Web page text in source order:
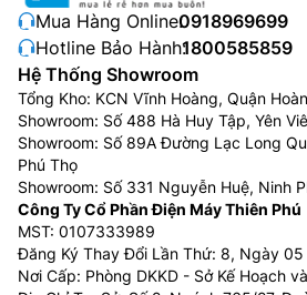
Mua Hàng Online:0918969699
Hotline Bảo Hành:1800585859
Hệ Thống Showroom
Tổng Kho: KCN Vĩnh Hoàng, Quận
Showroom: Số 488 Hà Huy Tập, Yên
Showroom: Số 89A Đường Lạc Long
Phú Thọ
Showroom: Số 331 Nguyễn Huệ, Ninh
Công Ty Cổ Phần Điện Máy Thiên Phú
MST: 0107333989
Đăng Ký Thay Đổi Lần Thứ: 8, Ngày
Nơi Cấp: Phòng DKKD - Sở Kế Hoạch